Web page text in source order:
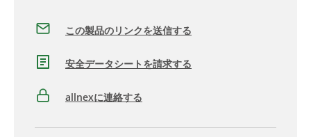
この製品のリンクを送信する
安全データシートを請求する
allnexに連絡する